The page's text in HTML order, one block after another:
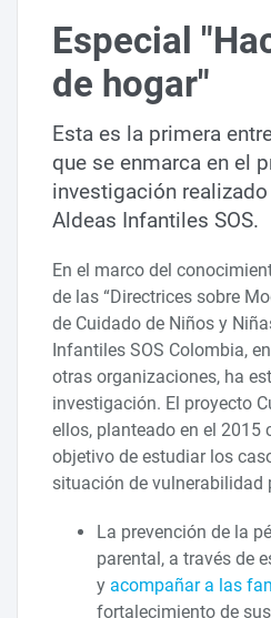
Especial
de hogar"
Esta es la primera
que se enmarca en el
investigación
Aldeas Infantiles SOS.
En el marco del
de las “Directrices sobre
de Cuidado de Niños y
Infantiles SOS Colombia,
otras organizaciones, ha
investigación. El proyecto
ellos, planteado en el 2015
objetivo de estudiar los
situación de vulnerabilidad
La prevención de la
parental, a través de
y acompañar a las
fortalecimiento de